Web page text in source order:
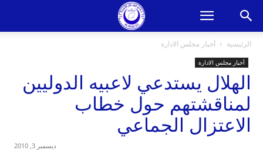
الرئيسية أخبار مجلس الادارة
أخبار مجلس الادارة
الهلال يستدعي لاعبيه الدوليين
لمناقشتهم حول خطاب
الاعتزال الجماعي
ديسمبر 3, 2010